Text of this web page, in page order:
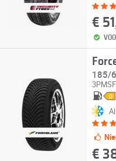
€
185/
3PMSF
D
€